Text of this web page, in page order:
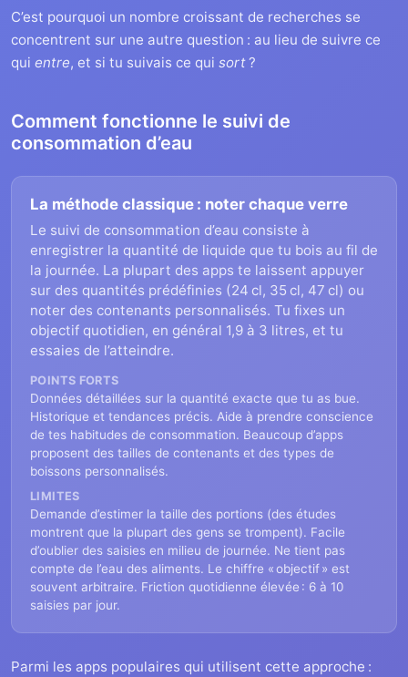
C’est pourquoi un nombre croissant de recherches se
concentrent sur une autre question : au lieu de suivre ce
qui entre, et si tu suivais ce qui sort?
Comment fonctionne le suivi de
consommation d’eau
La méthode classique : noter chaque verre
Le suivi de consommation d’eau consiste à
enregistrer la quantité de liquide que tu bois au fil de
la journée. La plupart des apps te laissent appuyer
sur des quantités prédéfinies (24 cl, 35 cl, 47 cl) ou
noter des contenants personnalisés. Tu fixes un
objectif quotidien, en général 1,9 à 3 litres, et tu
essaies de l’atteindre.
POINTS FORTS
Données détaillées sur la quantité exacte que tu as bue.
Historique et tendances précis. Aide à prendre conscience
de tes habitudes de consommation. Beaucoup d’apps
proposent des tailles de contenants et des types de
boissons personnalisés.
LIMITES
Demande d’estimer la taille des portions (des études
montrent que la plupart des gens se trompent). Facile
d’oublier des saisies en milieu de journée. Ne tient pas
compte de l’eau des aliments. Le chiffre « objectif » est
souvent arbitraire. Friction quotidienne élevée : 6 à 10
saisies par jour.
Parmi les apps populaires qui utilisent cette approche :